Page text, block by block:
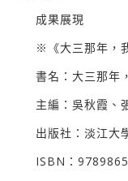
成果展現
※《大三那年，
書名：大三那年
主編：吳秋霞、
出版社：淡江大
ISBN：